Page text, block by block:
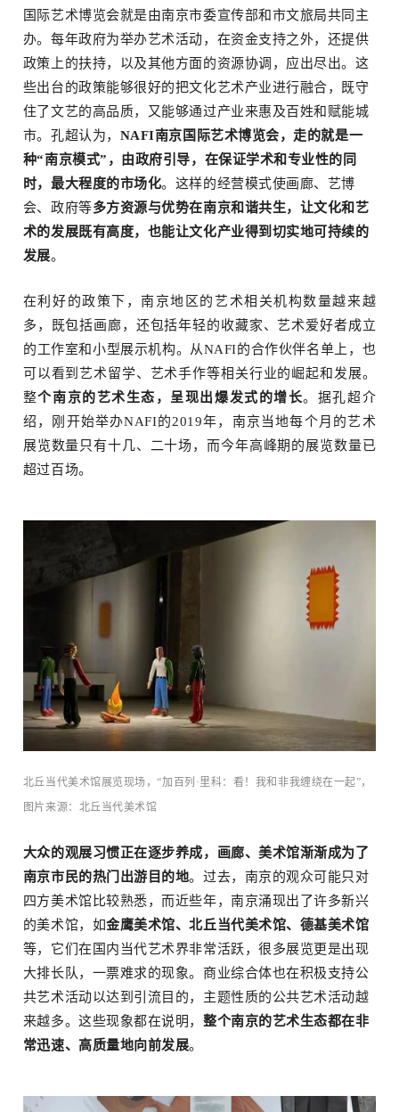
国际艺术博览会就是由南京市委宣传部和市文旅局共同主
办。每年政府为举办艺术活动，在资金支持之外，还提供
政策上的扶持，以及其他方面的资源协调，应出尽出。这
些出台的政策能够很好的把文化艺术产业进行融合，既守
住了文艺的高品质，又能够通过产业来惠及百姓和赋能城
市。孔超认为， NAFI南京国际艺术博览会，走的就是一
种“南京模式”，由政府引导，在保证学术和专业性的同
时，最大程度的市场化。这样的经营模式使画廊、艺博
会、政府等多方资源与优势在南京和谐共生，让文化和艺
术的发展既有高度，也能让文化产业得到切实地可持续的
发展。
在利好的政策下，南京地区的艺术相关机构数量越来越
多，既包括画廊，还包括年轻的收藏家、艺术爱好者成立
的工作室和小型展示机构。从NAFI的合作伙伴名单上，也
可以看到艺术留学、艺术手作等相关行业的崛起和发展。
整个南京的艺术生态，呈现出爆发式的增长。据孔超介
绍，刚开始举办NAFI的2019年，南京当地每个月的艺术
展览数量只有十几、二十场，而今年高峰期的展览数量已
超过百场。
北丘当代美术馆展览现场，“加百列·里科：看！我和非我缠绕在一起”，
图片来源：北丘当代美术馆
大众的观展习惯正在逐步养成，画廊、美术馆渐渐成为了
南京市民的热门出游目的地。过去，南京的观众可能只对
四方美术馆比较熟悉，而近些年，南京涌现出了许多新兴
的美术馆，如金鹰美术馆、北丘当代美术馆、 德基美术馆
等，它们在国内当代艺术界非常活跃，很多展览更是出现
大排长队，一票难求的现象。商业综合体也在积极支持公
共艺术活动以达到引流目的，主题性质的公共艺术活动越
来越多。这些现象都在说明， 整个南京的艺术生态都在非
常迅速、高质量地向前发展。